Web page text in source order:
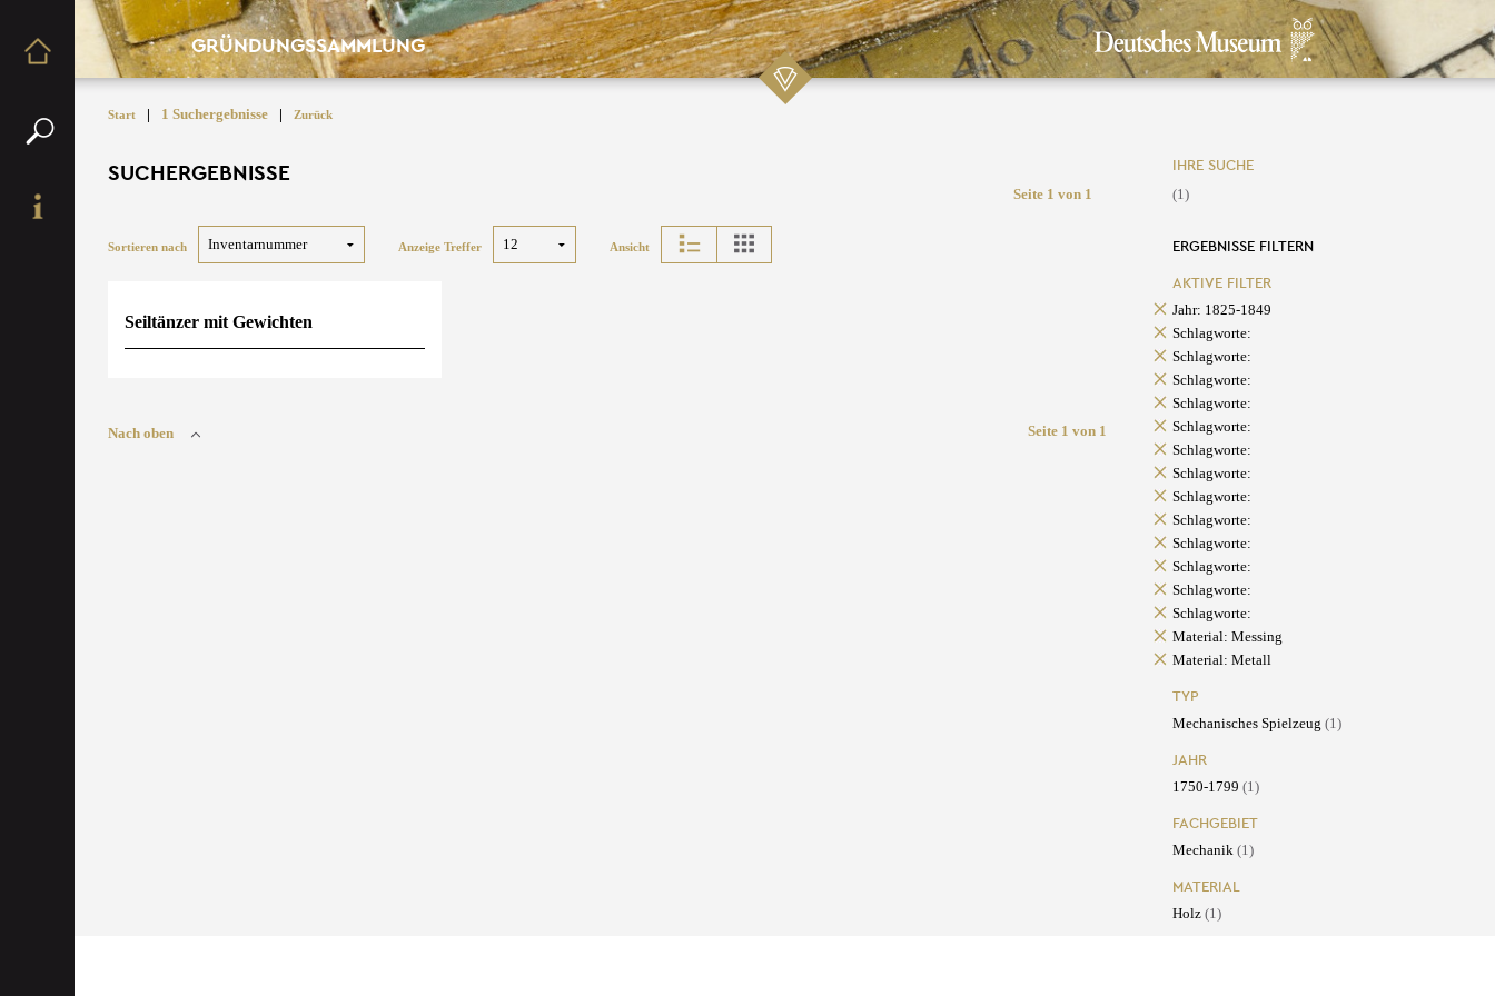
GRÜNDUNGSSAMMLUNG
Start | 1 Suchergebnisse | Zurück
SUCHERGEBNISSE
Seite 1 von 1
Sortieren nach Anzeige Treffer Ansicht
Seiltänzer mit Gewichten
Nach oben Seite 1 von 1
IHRE SUCHE
(1)
ERGEBNISSE FILTERN
AKTIVE FILTER
Jahr: 1825-1849
Schlagworte:
Schlagworte:
Schlagworte:
Schlagworte:
Schlagworte:
Schlagworte:
Schlagworte:
Schlagworte:
Schlagworte:
Schlagworte:
Schlagworte:
Schlagworte:
Schlagworte:
Material: Messing
Material: Metall
TYP
Mechanisches Spielzeug (1)
JAHR
1750-1799 (1)
FACHGEBIET
Mechanik (1)
MATERIAL
Holz (1)